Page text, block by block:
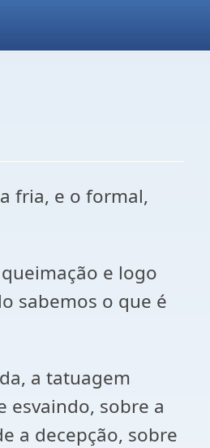
fria, e o formal,
e logo
sabemos o que é
a tatuagem
esvaindo, sobre a
a decepção, sobre